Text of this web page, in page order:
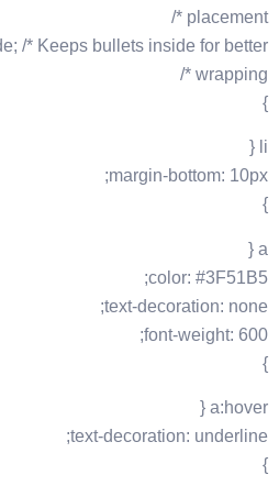
placement */
/* Keeps bullets inside for better
wrapping */
}
li {
margin-bottom: 10px;
}
a {
color: #3F51B5;
text-decoration: none;
font-weight: 600;
}
a:hover {
text-decoration: underline;
}